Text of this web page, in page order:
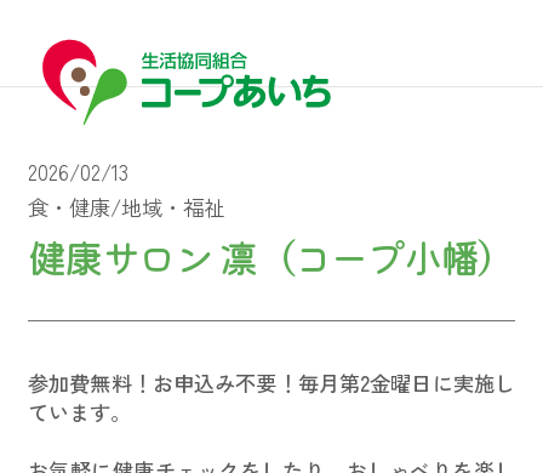
宅配
2026/02/13
食・健康/地域・福祉
健康サロン 凛（コープ小幡）
参加費無料！お申込み不要！毎月第2金曜日に実施し
ています。